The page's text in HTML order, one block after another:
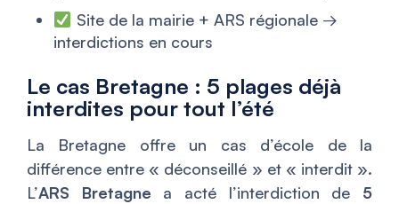
Site de la mairie + ARS régionale →
interdictions en cours
Le cas Bretagne : 5 plages déjà
interdites pour tout l’été
La Bretagne offre un cas d’école de la
différence entre « déconseillé » et « interdit ».
L’ARS Bretagne a acté l’interdiction de 5